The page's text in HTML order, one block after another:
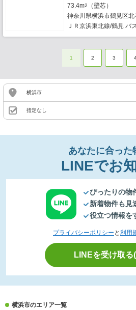
73.4m2
（壁芯）
神奈川県横浜市鶴見区北
ＪＲ京浜東北線/鶴見 バ
1 2 3
横浜市
指定なし
あなたに合った
LINEでお
ぴったりの物
新着物件も見
役立つ情報を
プライバシーポリシー と 利用
LINEを受け取る
横浜市のエリア一覧